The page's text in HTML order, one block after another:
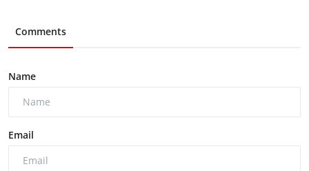
Comments
Name
Email